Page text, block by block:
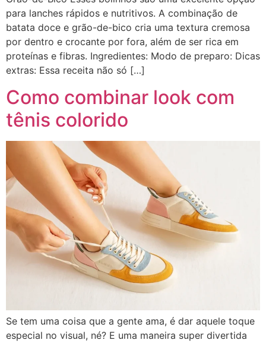
para lanches rápidos e nutritivos. A combinação de
batata doce e grão-de-bico cria uma textura cremosa
por dentro e crocante por fora, além de ser rica em
proteínas e fibras. Ingredientes: Modo de preparo: Dicas
extras: Essa receita não só […]
Como combinar look com
tênis colorido
Se tem uma coisa que a gente ama, é dar aquele toque
especial no visual, né? E uma maneira super divertida